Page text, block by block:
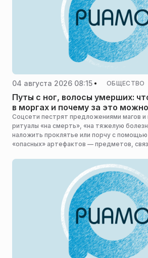
04 августа 2026 08:15 ОБЩЕСТВО
Путы с ног, волосы умерших:
в моргах и почему за это
Соцсети пестрят предложениями магов и
ритуалы «на смерть», «на тяжелую
наложить проклятье или порчу с
«опасных» артефактов — предметов,
охота. В РИАМО разобрались, что именно
заполучить такие личности и почему это